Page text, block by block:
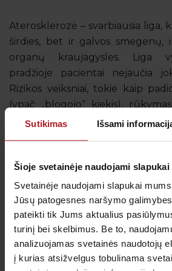
Sutikimas Išsami
Šioje svetainėje naudojami slapukai
Svetainėje naudojami slapukai
Jūsų patogesnes naršymo
pateikti tik Jums aktualius
turinį bei skelbimus. Be to,
analizuojamas svetainės naudotojų
į kurias atsižvelgus tobulinama
Aterosklerozė – svarbiausia liga,
širdies, bet ir galvos smegenų,
organų kraujagysles. Liga
pradžioje pacientai nejaučia
Rizikos veiksniai, tokie kaip
(ypač „blogojo“ kiekis),
spaudimas pažeidžia
aterosklerotinė plokštelė, kuri
kraujagyslės spindį.
širdies vainikinės kraujagyslės,
organas, kuris ypatingai jautrus
Siaurėjant širdies
kraujotaka, širdies raumeniui
pacientams pradeda reikštis